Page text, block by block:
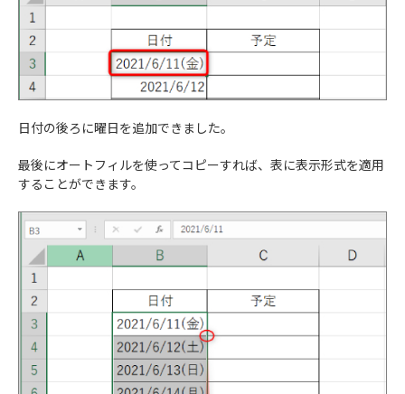
日付の後ろに曜日を追加できました。
最後にオートフィルを使ってコピーすれば、表に表示形式を適用
することができます。